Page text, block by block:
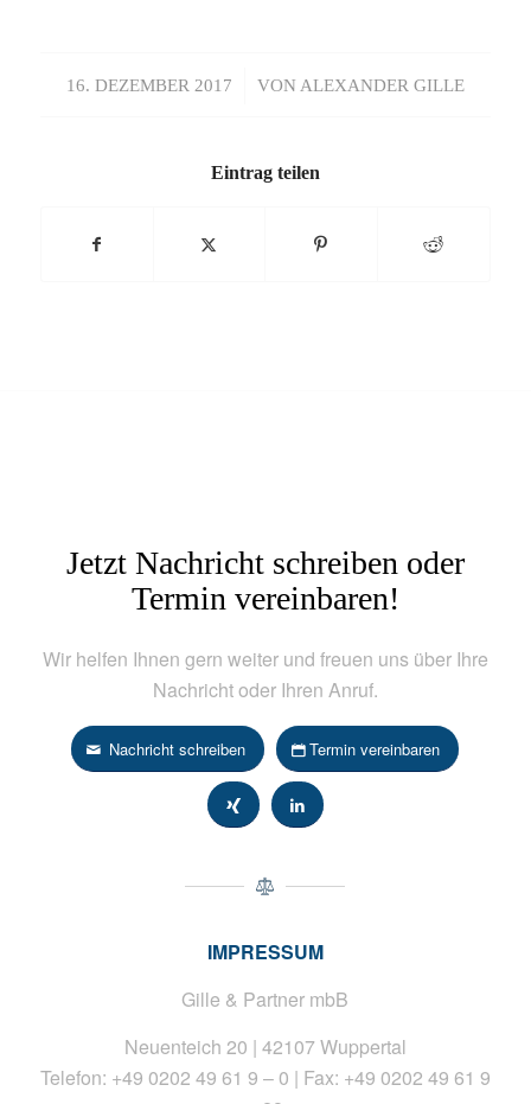
16. DEZEMBER 2017
/ VON ALEXANDER GILLE
Eintrag teilen
Jetzt Nachricht schreiben oder
Termin vereinbaren!
Wir helfen Ihnen gern weiter und freuen uns über Ihre
Nachricht oder Ihren Anruf.
Nachricht schreiben Termin vereinbaren
IMPRESSUM
Gille & Partner mbB
Neuenteich 20 | 42107 Wuppertal
Telefon: +49 0202 49 61 9 – 0 | Fax: +49 0202 49 61 9